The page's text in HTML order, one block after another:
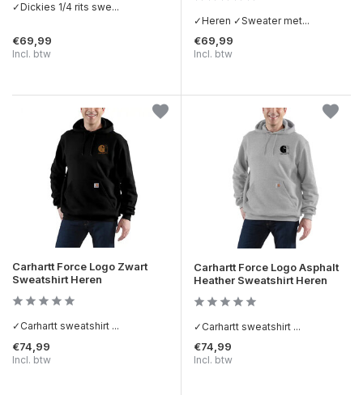
✓Dickies 1/4 rits swe...
€69,99
Incl. btw
✓Heren ✓Sweater met...
€69,99
Incl. btw
Carhartt Force Logo Zwart
Sweatshirt Heren
✓Carhartt sweatshirt ...
€74,99
Incl. btw
Carhartt Force Logo Asphalt
Heather Sweatshirt Heren
✓Carhartt sweatshirt ...
€74,99
Incl. btw